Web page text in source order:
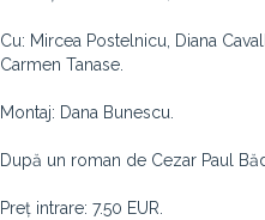
Cu: Mircea Postelnicu, Diana
Carmen Tanase.
Montaj: Dana Bunescu.
După un roman de Cezar Paul
Preț intrare: 7.50 EUR.